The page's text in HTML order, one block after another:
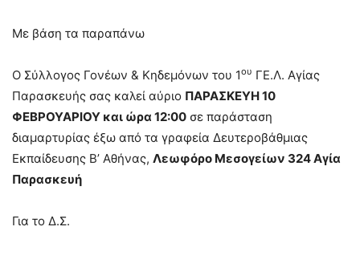
Με βάση τα παραπάνω
Ο Σύλλογος Γονέων & Κηδεμόνων του 1ου ΓΕ.Λ. Αγίας
Παρασκευής σας καλεί αύριο ΠΑΡΑΣΚΕΥΗ 10
ΦΕΒΡΟΥΑΡΙΟΥ και ώρα 12:00 σε παράσταση
διαμαρτυρίας έξω από τα γραφεία Δευτεροβάθμιας
Εκπαίδευσης Β’ Αθήνας, Λεωφόρο Μεσογείων 324 Αγία
Παρασκευή
Για το Δ.Σ.